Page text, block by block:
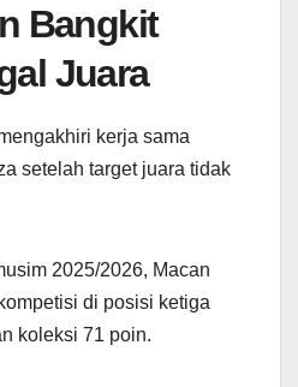
Bangkit
Juara
kerja sama
setelah target juara tidak
2025/2026, Macan
di posisi ketiga
koleksi 71 poin.